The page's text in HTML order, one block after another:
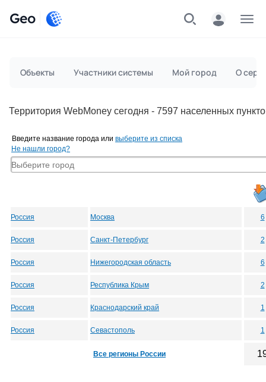
Geo
Объекты Участники системы Мой город О
Территория WebMoney сегодня - 7597 населенных
Введите название города или выберите из списка
Не нашли город?
Россия Москва 6
Россия Санкт-Петербург 2
Россия Нижегородская область 6
Россия Республика Крым 2
Россия Краснодарский край 1
Россия Севастополь 1
Все регионы России